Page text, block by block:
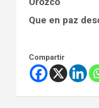
Que en paz
Compartir